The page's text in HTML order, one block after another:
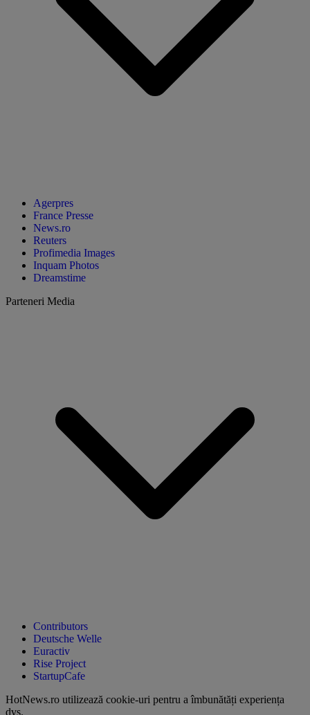
Agerpres
France Presse
News.ro
Reuters
Profimedia Images
Inquam Photos
Dreamstime
Parteneri Media
Contributors
Deutsche Welle
Euractiv
Rise Project
StartupCafe
HotNews.ro utilizează cookie-uri pentru a îmbunătăți experiența
dvs.